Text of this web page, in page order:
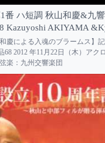
番 ハ短調 秋山和慶&九
Kazuyoshi AKIYAMA
和慶による入魂のブラームス】
68 2012 年11月22日（木）アク
楽：九州交響楽団